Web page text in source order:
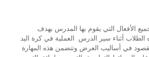
الأفعال التي يقوم بها المدرس بهدف
الطلاب أثناء سير الدرس العملية في كرة اليد
في أساليب العرض وتتضمن هذه المهارة